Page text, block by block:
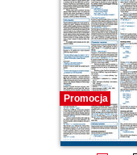
Promocja